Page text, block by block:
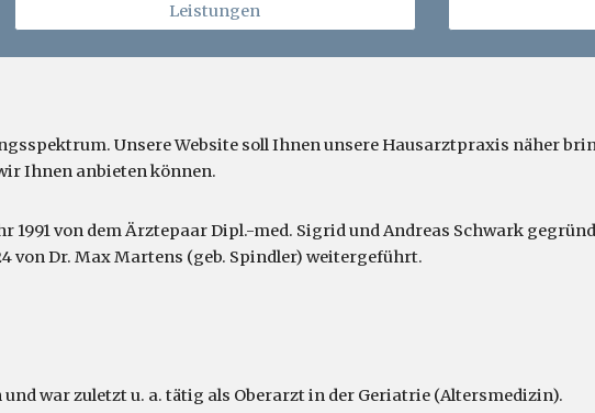
Leistungen
Unsere Website soll Ihnen unsere Hausarztpraxis näher
Ihnen anbieten können.
1991 von dem Ärztepaar Dipl.-med. Sigrid und Andreas Schwark
von Dr. Max Martens (geb. Spindler) weitergeführt.
war zuletzt u. a. tätig als Oberarzt in der Geriatrie (Altersmedizin).